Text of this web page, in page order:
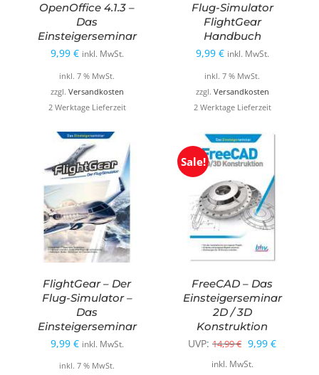
OpenOffice 4.1.3 –
Das
Einsteigerseminar
9,99 € inkl. MwSt.
inkl. 7 % MwSt.
zzgl. Versandkosten
2 Werktage Lieferzeit
Flug-Simulator
FlightGear
Handbuch
9,99 € inkl. MwSt.
inkl. 7 % MwSt.
zzgl. Versandkosten
2 Werktage Lieferzeit
FlightGear – Der
Flug-Simulator –
Das
Einsteigerseminar
9,99 € inkl. MwSt.
inkl. 7 % MwSt.
Sale!
FreeCAD – Das
Einsteigerseminar
2D / 3D
Konstruktion
UVP: 14,99€ Ursprünglicher
Preis
9,99 €Aktueller
inkl. MwSt.